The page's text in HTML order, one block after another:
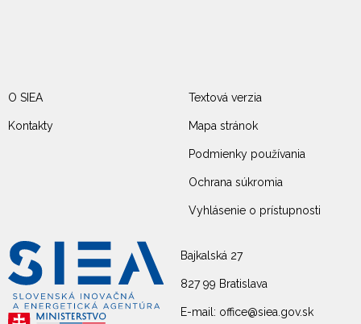
Bajkalská 27
827 99 Bratislava
E-mail: office@siea.gov.sk
O SIEA
Kontakty
Textová verzia
Mapa stránok
Podmienky používania
Ochrana súkromia
Vyhlásenie o prístupnosti